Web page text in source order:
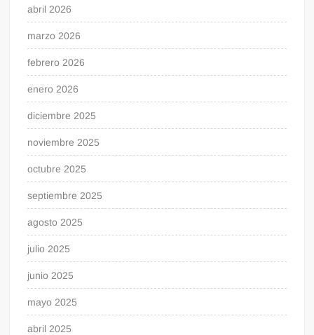
abril 2026
marzo 2026
febrero 2026
enero 2026
diciembre 2025
noviembre 2025
octubre 2025
septiembre 2025
agosto 2025
julio 2025
junio 2025
mayo 2025
abril 2025